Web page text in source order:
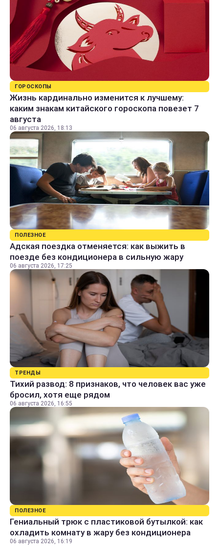
ГОРОСКОПЫ
Жизнь кардинально изменится к лучшему:
каким знакам китайского гороскопа повезет 7
августа
06 августа 2026, 18:13
ПОЛЕЗНОЕ
Адская поездка отменяется: как выжить в
поезде без кондиционера в сильную жару
06 августа 2026, 17:25
ТРЕНДЫ
Тихий развод: 8 признаков, что человек вас уже
бросил, хотя еще рядом
06 августа 2026, 16:55
ПОЛЕЗНОЕ
Гениальный трюк с пластиковой бутылкой: как
охладить комнату в жару без кондиционера
06 августа 2026, 16:19